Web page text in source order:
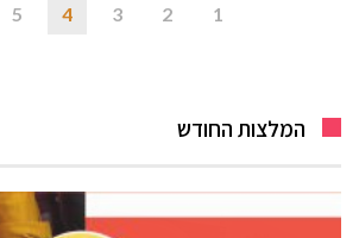
1
2
3
4
5
המלצות החודש